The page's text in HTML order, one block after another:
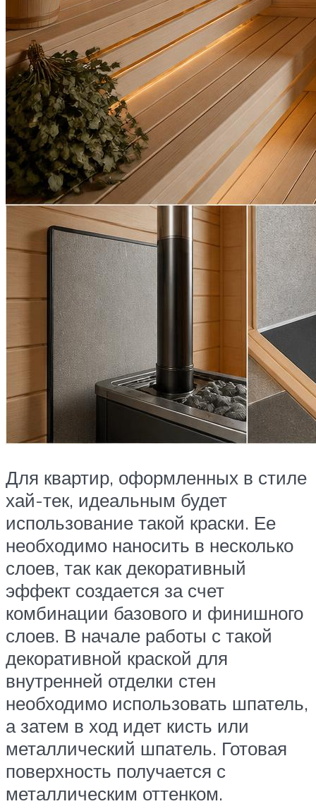
Для квартир, оформленных в стиле
хай-тек, идеальным будет
использование такой краски. Ее
необходимо наносить в несколько
слоев, так как декоративный
эффект создается за счет
комбинации базового и финишного
слоев. В начале работы с такой
декоративной краской для
внутренней отделки стен
необходимо использовать шпатель,
а затем в ход идет кисть или
металлический шпатель. Готовая
поверхность получается с
металлическим оттенком.